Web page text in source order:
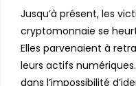
Jusqu’à présent, les
cryptomonnaie se
Elles parvenaient à
leurs actifs
dans l’impossibilité